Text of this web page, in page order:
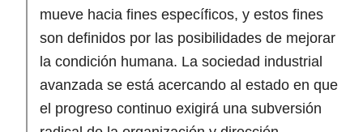
mueve hacia fines específicos, y estos fines
son definidos por las posibilidades de mejorar
la condición humana. La sociedad industrial
avanzada se está acercando al estado en que
el progreso continuo exigirá una subversión